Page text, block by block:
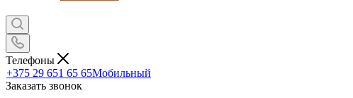
Телефоны
+375 29 651 65 65Мобильный
Заказать звонок